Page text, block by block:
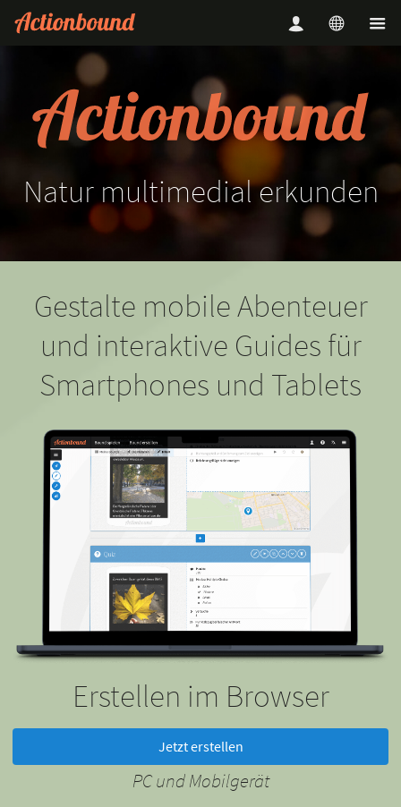
Natur multimedialerkunden
Gestalte mobile Abenteuer
und interaktive Guides für
Smartphones und Tablets
Erstellen im Browser
Jetzt erstellen
PC und Mobilgerät